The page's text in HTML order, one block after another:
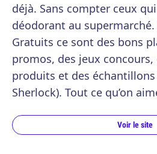
déjà. Sans compter ceux
déodorant au
Gratuits ce sont des bons
promos, des jeux
produits et des
Sherlock). Tout ce qu’on
Voir le site